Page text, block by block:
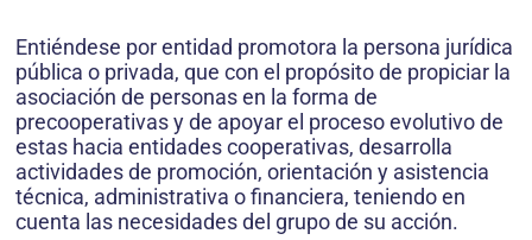
Entiéndese por entidad promotora la persona jurídica
pública o privada, que con el propósito de propiciar la
asociación de personas en la forma de
precooperativas y de apoyar el proceso evolutivo de
estas hacia entidades cooperativas, desarrolla
actividades de promoción, orientación y asistencia
técnica, administrativa o financiera, teniendo en
cuenta las necesidades del grupo de su acción.